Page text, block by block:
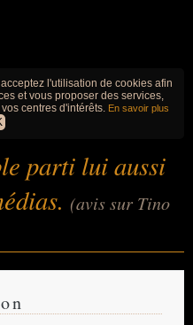
l'utilisation de cookies afin
et vous proposer des services,
centres d'intérêts. En savoir plus
parti lui aussi
(avis sur Tino